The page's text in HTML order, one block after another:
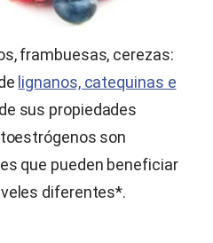
frambuesas, cerezas:
lignanos, catequinas e
sus propiedades
son
que pueden beneficiar
diferentes*.